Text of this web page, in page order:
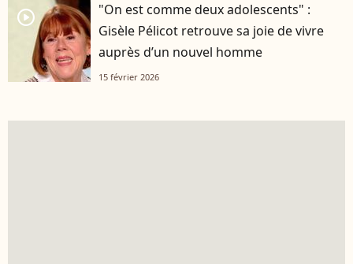
player2
"On est comme deux adolescents" :
Gisèle Pélicot retrouve sa joie de vivre
auprès d’un nouvel homme
15 février 2026